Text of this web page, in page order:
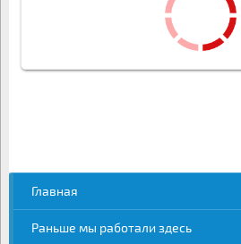
Главная
Раньше мы работали здесь